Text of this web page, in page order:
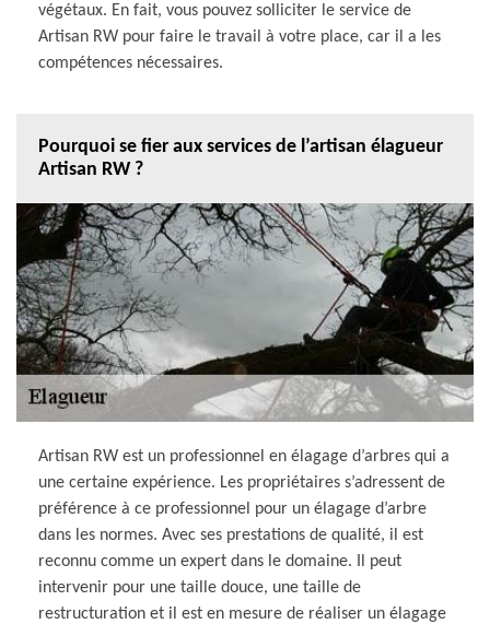
végétaux. En fait, vous pouvez solliciter le service de
Artisan RW pour faire le travail à votre place, car il a les
compétences nécessaires.
Pourquoi se fier aux services de l’artisan élagueur
Artisan RW ?
Artisan RW est un professionnel en élagage d’arbres qui a
une certaine expérience. Les propriétaires s’adressent de
préférence à ce professionnel pour un élagage d’arbre
dans les normes. Avec ses prestations de qualité, il est
reconnu comme un expert dans le domaine. Il peut
intervenir pour une taille douce, une taille de
restructuration et il est en mesure de réaliser un élagage